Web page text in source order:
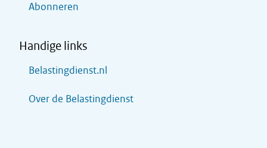
Abonneren
Handige links
Belastingdienst.nl
Over de Belastingdienst